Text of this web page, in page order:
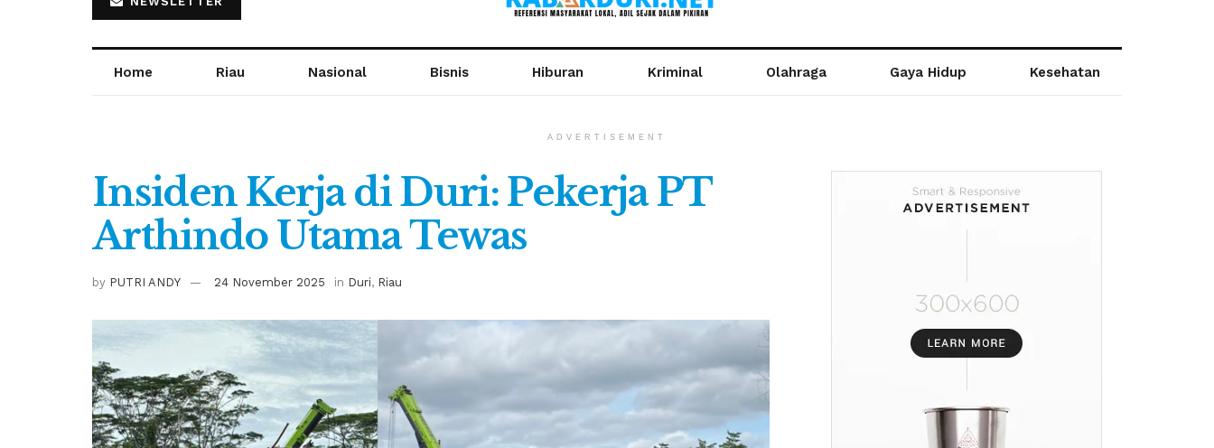
Home Riau Nasional Bisnis Hiburan Kriminal Olahraga Gaya Hidup Kesehatan
ADVERTISEMENT
Insiden Kerja di Duri: Pekerja PT
Arthindo Utama Tewas
by PUTRI ANDY 24 November 2025 in Duri, Riau